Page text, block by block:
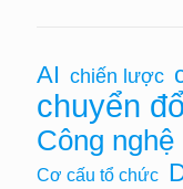
AI chiến lược
chuyển
Công nghệ
Cơ cấu tổ chức